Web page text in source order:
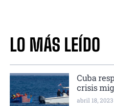
LO MÁS LEÍDO
Cuba
crisis
abril 18, 2023